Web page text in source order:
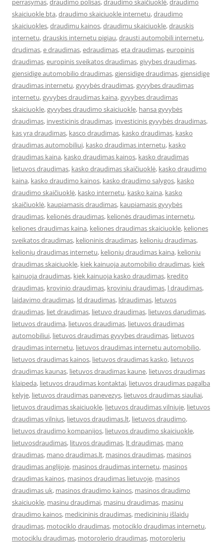
perrasymas,draudimo polisas,draudimo skaičiuoklė,draudimo
skaiciuokle bta,draudimo skaiciuokle internetu,draudimo
skaiciuokles,draudimu kainos,draudimu skaiciuokle,drauskis
internetu,drauskis internetu pigiau,drausti automobili internetu,
drudimas,e draudimas,edraudimas,eta draudimas,europinis
draudimas,europinis sveikatos draudimas,givybes draudimas,
gjensidige automobilio draudimas,gjensidige draudimas,gjensidige
draudimas internetu,gyvybės draudimas,gyvybes draudimas
internetu,gyvybes draudimas kaina,gyvybes draudimas
skaiciuokle,gyvybes draudimo skaiciuokle, hansa gyvybės
draudimas, investicinis draudimas, investicinis gyvybės draudimas,
kas yra draudimas, kasco draudimas, kasko draudimas, kasko
draudimas automobiliui, kasko draudimas internetu, kasko
draudimas kaina, kasko draudimas kainos, kasko draudimas
lietuvos draudimas, kasko draudimas skaičiuoklė, kasko draudimo
kaina, kasko draudimo kainos, kasko draudimo salygos, kasko
draudimo skaičiuoklė, kasko internetu, kasko kaina, kasko
skaičiuoklė, kaupiamasis draudimas, kaupiamasis gyvybės
draudimas, kelionės draudimas, kelionės draudimas internetu,
keliones draudimas kaina, keliones draudimas skaiciuokle, keliones
sveikatos draudimas, kelioninis draudimas, kelioniu draudimas,
kelionių draudimas internetu, kelionių draudimas kaina, kelioniu
draudimas skaiciuokle, kiek kainuoja automobilio draudimas, kiek
kainuoja draudimas, kiek kainuoja kasko draudimas, kredito
draudimas, krovinio draudimas, kroviniu draudimas, l draudimas,
laidavimo draudimas, ld draudimas, ldraudimas, letuvos
draudimas, liet draudimas, lietuvo draudimas, lietuvos darudimas,
lietuvos draudima, lietuvos draudimas, lietuvos draudimas
automobiliui, lietuvos draudimas gyvybes draudimas, lietuvos
draudimas internetu, lietuvos draudimas internetu automobilio,
lietuvos draudimas kainos, lietuvos draudimas kasko, lietuvos
draudimas kaunas, lietuvos draudimas kaune, lietuvos draudimas
klaipeda, lietuvos draudimas kontaktai, lietuvos draudimas pagalba
kelyje, lietuvos draudimas panevezys, lietuvos draudimas siauliai,
lietuvos draudimas skaiciuokle, lietuvos draudimas vilniuje, lietuvos
draudimas vilnius, lietuvos draudimas.lt, lietuvos draudimo,
lietuvos draudimo kompanijos, lietuvos draudimo skaiciuokle,
lietuvosdraudimas, lituvos draudimas, lt draudimas, mano
draudimas, mano draudimas.lt, masinos draudimas, masinos
draudimas anglijoje, masinos draudimas internetu, masinos
draudimas kainos, masinos draudimas lietuvoje, masinos
draudimas uk, masinos draudimo kainos, masinos draudimo
skaiciuokle, masinu draudimai, masinu draudimas, masinu
draudimo kainos, medicininis draudimas, medicininių išlaidų
draudimas, motociklo draudimas, motociklo draudimas internetu,
motociklu draudimas, motorolerio draudimas, motoroleriu